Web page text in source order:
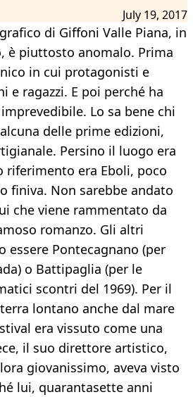
July 19, 2017
di Giffoni Valle Piana, in
è piuttosto anomalo. Prima
in cui protagonisti e
e ragazzi. E poi perché ha
Lo sa bene chi
delle prime edizioni,
Persino il luogo era
riferimento era Eboli, poco
finiva. Non sarebbe andato
che viene rammentato da
romanzo. Gli altri
essere Pontecagnano (per
o Battipaglia (per le
scontri del 1969). Per il
lontano anche dal mare
era vissuto come una
il suo direttore artistico,
giovanissimo, aveva visto
lui, quarantasette anni